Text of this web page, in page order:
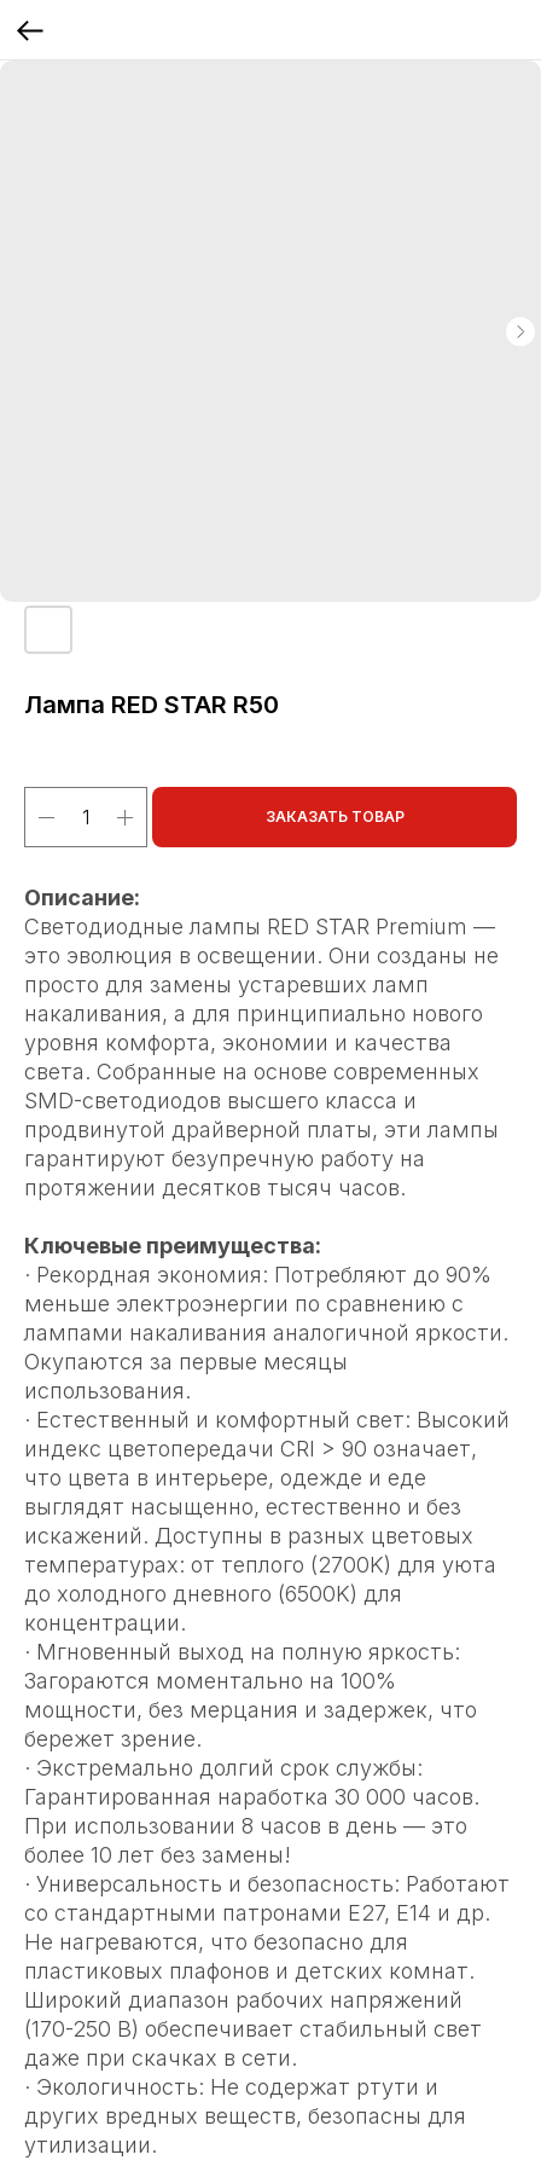
Лампа RED STAR R50
ЗАКАЗАТЬ ТОВАР
Описание:
Светодиодные лампы RED STAR Premium —
это эволюция в освещении. Они созданы не
просто для замены устаревших ламп
накаливания, а для принципиально нового
уровня комфорта, экономии и качества
света. Собранные на основе современных
SMD-светодиодов высшего класса и
продвинутой драйверной платы, эти лампы
гарантируют безупречную работу на
протяжении десятков тысяч часов.
Ключевые преимущества:
· Рекордная экономия: Потребляют до 90%
меньше электроэнергии по сравнению с
лампами накаливания аналогичной яркости.
Окупаются за первые месяцы
использования.
· Естественный и комфортный свет: Высокий
индекс цветопередачи CRI > 90 означает,
что цвета в интерьере, одежде и еде
выглядят насыщенно, естественно и без
искажений. Доступны в разных цветовых
температурах: от теплого (2700K) для уюта
до холодного дневного (6500K) для
концентрации.
· Мгновенный выход на полную яркость:
Загораются моментально на 100%
мощности, без мерцания и задержек, что
бережет зрение.
· Экстремально долгий срок службы:
Гарантированная наработка 30 000 часов.
При использовании 8 часов в день — это
более 10 лет без замены!
· Универсальность и безопасность: Работают
со стандартными патронами E27, E14 и др.
Не нагреваются, что безопасно для
пластиковых плафонов и детских комнат.
Широкий диапазон рабочих напряжений
(170-250 В) обеспечивает стабильный свет
даже при скачках в сети.
· Экологичность: Не содержат ртути и
других вредных веществ, безопасны для
утилизации.